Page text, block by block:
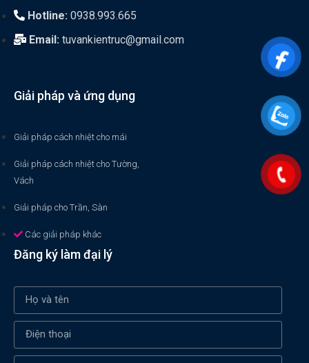
Hotline: 0938.993.665
Email: tuvankientruc@gmail.com
Giải pháp và ứng dụng
Giải pháp cách nhiệt cho mái
Giải pháp cách nhiệt cho Tường,
Vách
Giải pháp cho Trần, Sàn
Các giải pháp khác
Đăng ký làm đại lý